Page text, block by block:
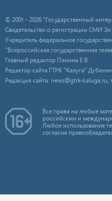
© 2001 - 2026 "Государственный
Свидетельство о регистрации СМИ Эл
Учредитель федеральное
"Всероссийская государственная
Главный редактор Панина Е.В.
Редактор сайта ГТРК "Калуга"
Редакция сайта: news@gtrk-kaluga.ru,
Все права на любые
российским и
Любое использование
согласия